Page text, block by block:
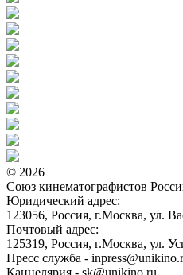
© 2026
Союз кинематографистов
Юридический адрес:
123056, Россия, г.Москва, ул.
Почтовый адрес:
125319, Россия, г.Москва, ул.
Пресс служба -